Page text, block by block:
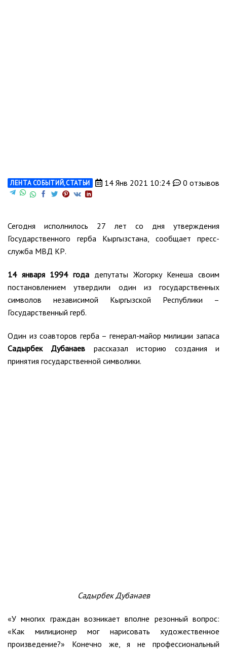
ЛЕНТА СОБЫТИЙ,СТАТЬИ 14 Янв 2021 10:24 0 отзывов
Сегодня исполнилось 27 лет со дня утверждения
Государственного герба Кыргызстана, сообщает пресс-
служба МВД КР.
14 января 1994 года депутаты Жогорку Кенеша своим
постановлением утвердили один из государственных
символов независимой Кыргызской Республики –
Государственный герб.
Один из соавторов герба – генерал-майор милиции запаса
Садырбек Дубанаев рассказал историю создания и
принятия государственной символики.
Садырбек Дубанаев
«У многих граждан возникает вполне резонный вопрос:
«Как милиционер мог нарисовать художественное
произведение?» Конечно же, я не профессиональный